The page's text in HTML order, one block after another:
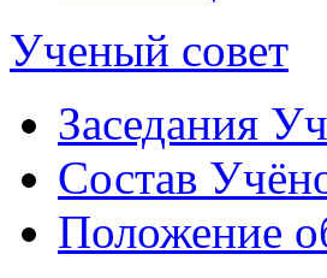
Ученый совет
Заседания
Состав
Положение